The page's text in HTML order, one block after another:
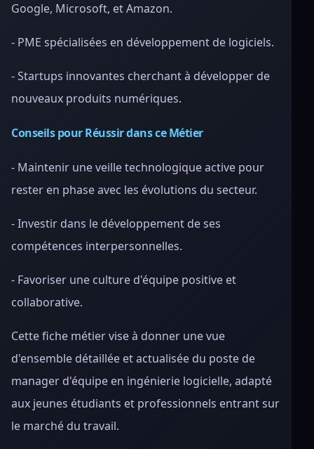
Google, Microsoft, et Amazon.
- PME spécialisées en développement de logiciels.
- Startups innovantes cherchant à développer de
nouveaux produits numériques.
Conseils pour Réussir dans ce Métier
- Maintenir une veille technologique active pour
rester en phase avec les évolutions du secteur.
- Investir dans le développement de ses
compétences interpersonnelles.
- Favoriser une culture d'équipe positive et
collaborative.
Cette fiche métier vise à donner une vue
d'ensemble détaillée et actualisée du poste de
manager d'équipe en ingénierie logicielle, adapté
aux jeunes étudiants et professionnels entrant sur
le marché du travail.